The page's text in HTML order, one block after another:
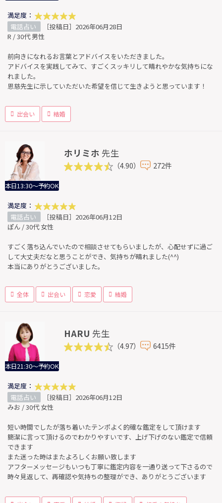
満足度：
電話占い
［投稿日］2026年06月28日
R / 30代 男性
前向きになれるお言葉とアドバイスをいただきました。
アドバイスを実践してみて、すごくスッキリして晴れやかな気持ちにな
れました。
恩慈先生に示していただいた希望を信じて生きようと思っています！
出会い 結婚
本日13:30～予約OK
ホリミホ 先生
（4.90） 272件
満足度：
電話占い
［投稿日］2026年06月12日
ぽん / 30代 女性
すごく落ち込んでいたので相談させてもらいましたが、心配せずに過ご
して大丈夫だなと思うことができ、気持ちが晴れました(^^)
本当にありがとうございました。
全体 出会い 恋愛 結婚
本日21:30～予約OK
HARU 先生
（4.97） 6415件
満足度：
電話占い
［投稿日］2026年06月12日
みお / 30代 女性
短い時間でしたが落ち着いたテンポよく的確な鑑定をして頂けます
簡潔に言って頂けるのでわかりやすいです、上げ下げのない鑑定で信頼
できます
また迷った時はまたよろしくお願い致します
アフターメッセージもいつも丁寧に鑑定内容を一通り送って下さるので
時々見返して、再確認や気持ちの整理ができ、ありがとうございます